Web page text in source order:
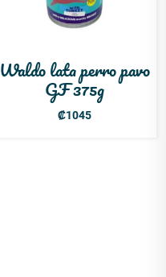
Waldo lata perro pavo
GF 375g
₡1045